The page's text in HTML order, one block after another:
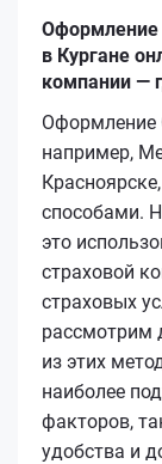
Оформление
в Кургане
компании —
Оформление
например,
способами.
это
страховой
страховых
рассмотрим
из этих
наиболее
факторов,
удобства и